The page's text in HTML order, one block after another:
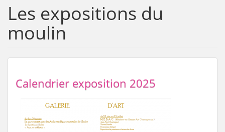
Les expositions du
moulin
Calendrier exposition 2025